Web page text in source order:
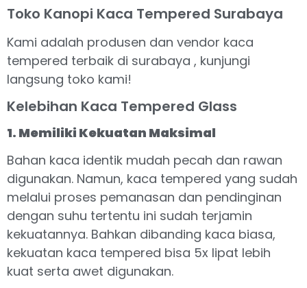
Toko Kanopi Kaca Tempered Surabaya
Kami adalah produsen dan vendor kaca
tempered terbaik di surabaya , kunjungi
langsung toko kami!
Kelebihan Kaca Tempered Glass
1. Memiliki Kekuatan Maksimal
Bahan kaca identik mudah pecah dan rawan
digunakan. Namun, kaca tempered yang sudah
melalui proses pemanasan dan pendinginan
dengan suhu tertentu ini sudah terjamin
kekuatannya. Bahkan dibanding kaca biasa,
kekuatan kaca tempered bisa 5x lipat lebih
kuat serta awet digunakan.